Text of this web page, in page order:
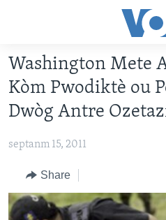
Skip
main
content
to
Navigation
Skip
to
LÈZETAZINI
AMERIK LATIN
ENTÈNASYONAL
VIDEO
FLASHPOINT IKRÈN
Washington Mete
Kòm Pwodiktè ou
Dwòg Antre
septanm 15, 2011
Share